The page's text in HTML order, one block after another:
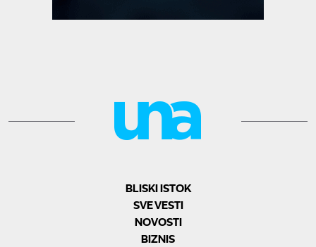
BLISKI ISTOK
SVE VESTI
NOVOSTI
BIZNIS